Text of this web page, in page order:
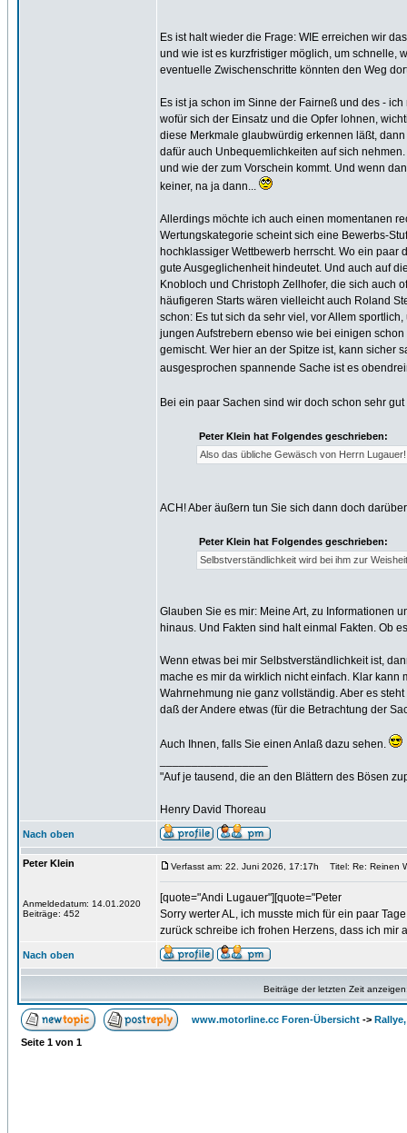
Es ist halt wieder die Frage: WIE erreichen wir
und wie ist es kurzfristiger möglich, um schnelle,
eventuelle Zwischenschritte könnten den Weg
Es ist ja schon im Sinne der Fairneß und des -
wofür sich der Einsatz und die Opfer lohnen,
diese Merkmale glaubwürdig erkennen läßt,
dafür auch Unbequemlichkeiten auf sich
und wie der zum Vorschein kommt. Und wenn
keiner, na ja dann...
Allerdings möchte ich auch einen momentanen
Wertungskategorie scheint sich eine Bewerbs-
hochklassiger Wettbewerb herrscht. Wo ein
gute Ausgeglichenheit hindeutet. Und auch auf
Knobloch und Christoph Zellhofer, die sich auch
häufigeren Starts wären vielleicht auch Roland
schon: Es tut sich da sehr viel, vor Allem
jungen Aufstrebern ebenso wie bei einigen
gemischt. Wer hier an der Spitze ist, kann sicher
ausgesprochen spannende Sache ist es
Bei ein paar Sachen sind wir doch schon sehr
Peter Klein hat Folgendes geschrieben:
Also das übliche Gewäsch von Herrn
ACH! Aber äußern tun Sie sich dann doch
Peter Klein hat Folgendes geschrieben:
Selbstverständlichkeit wird bei ihm zur
Glauben Sie es mir: Meine Art, zu Informationen
hinaus. Und Fakten sind halt einmal Fakten. Ob
Wenn etwas bei mir Selbstverständlichkeit ist,
mache es mir da wirklich nicht einfach. Klar
Wahrnehmung nie ganz vollständig. Aber es
daß der Andere etwas (für die Betrachtung der
Auch Ihnen, falls Sie einen Anlaß dazu sehen.
"Auf je tausend, die an den Blättern des Bösen
Henry David Thoreau
Nach oben
Peter Klein
Anmeldedatum: 14.01.2020
Beiträge: 452
Verfasst am: 22. Juni 2026, 17:17h Titel: Re: Reinen
[quote="Andi Lugauer"][quote="Peter
Sorry werter AL, ich musste mich für ein paar
zurück schreibe ich frohen Herzens, dass ich mir
Nach oben
Beiträge der letzten Zeit
www.motorline.cc Foren-Übersicht ->
Seite 1 von 1